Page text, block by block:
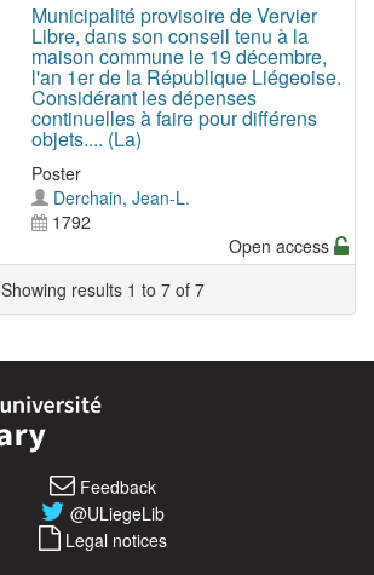
Municipalité provisoire de Vervier
Libre, dans son conseil tenu à la
maison commune le 19 décembre,
l'an 1er de la République Liégeoise.
Considérant les dépenses
continuelles à faire pour différens
objets.... (La)
Poster
Derchain, Jean-L.
1792
Open access
Showing results 1 to 7 of 7
Feedback
@ULiegeLib
Legal notices